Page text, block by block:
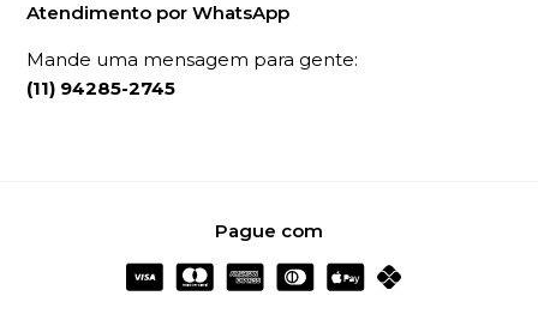
Atendimento por WhatsApp
Mande uma mensagem para gente:
(11) 94285-2745
Pague com